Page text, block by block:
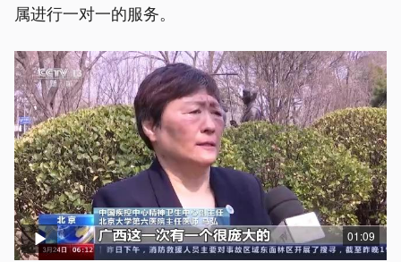
属进行一对一的服务。
01:09